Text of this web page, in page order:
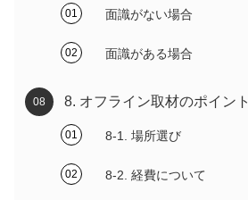
面識がない場合
面識がある場合
8. オフライン取材のポイント
8-1. 場所選び
8-2. 経費について